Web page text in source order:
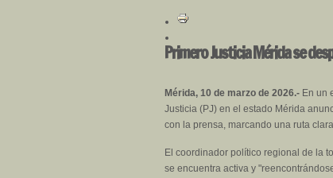
Primero Justicia Mérida se
Mérida, 10 de marzo de 2026.- En un
Justicia (PJ) en el estado Mérida
con la prensa, marcando una ruta
El coordinador político regional de la
se encuentra activa y